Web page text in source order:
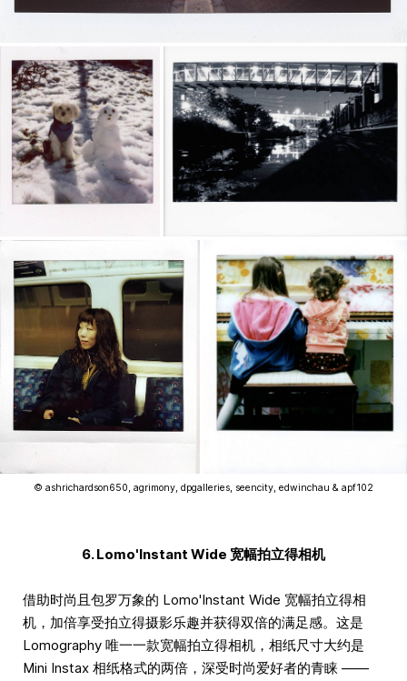
© ashrichardson650, agrimony, dpgalleries, seencity, edwinchau & apf102
6. Lomo'Instant Wide 宽幅拍立得相机
借助时尚且包罗万象的 Lomo'Instant Wide 宽幅拍立得相
机，加倍享受拍立得摄影乐趣并获得双倍的满足感。这是
Lomography 唯一一款宽幅拍立得相机，相纸尺寸大约是
Mini Instax 相纸格式的两倍，深受时尚爱好者的青睐 ——